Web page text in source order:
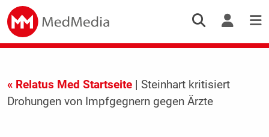
« Relatus Med Startseite| Steinhart kritisiert
Drohungen von Impfgegnern gegen Ärzte